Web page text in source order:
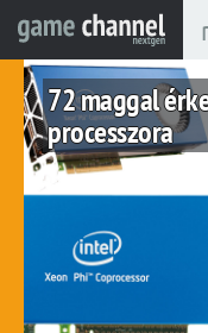
72 maggal
processzora